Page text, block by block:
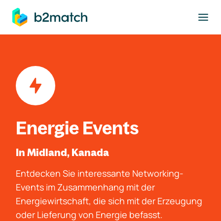
springen
Energie Events
In Midland, Kanada
Entdecken Sie interessante Networking-
Events im Zusammenhang mit der
Energiewirtschaft, die sich mit der Erzeugung
oder Lieferung von Energie befasst.